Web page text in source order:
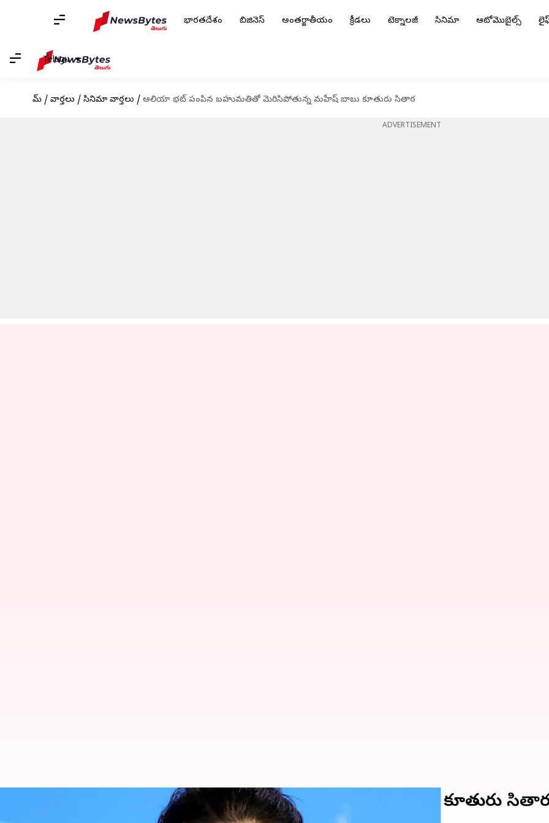
భారతదేశం బిజినెస్ అంతర్జాతీయం క్రీడలు టెక్నాలజీ సినిమా ఆటోమొబైల్స్
Telugu
హోమ్ / వార్తలు / సినిమా వార్తలు / అలియా భట్ పంపిన బహుమతితో మెరిసిపోతున్న మహేష్ బాబు కూతురు సితార
ADVERTISEMENT
అలియా భట్ పంపిన బహుమతితో మెరిసిపోతున్న మహేష్ బాబు కూతురు